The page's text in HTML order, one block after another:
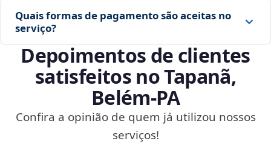
Quais formas de pagamento são aceitas no
serviço?
Depoimentos de clientes
satisfeitos no Tapanã,
Belém‑PA
Confira a opinião de quem já utilizou nossos
serviços!